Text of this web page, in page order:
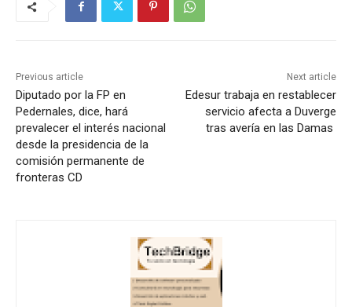
Previous article
Diputado por la FP en
Pedernales, dice, hará
prevalecer el interés nacional
desde la presidencia de la
comisión permanente de
fronteras CD
Next article
Edesur trabaja en restablecer
servicio afecta a Duverge
tras avería en las Damas